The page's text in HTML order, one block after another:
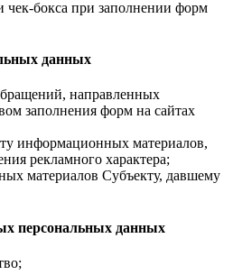
чек-бокса при заполнении форм
данных
направленных
заполнения форм на сайтах
информационных материалов,
рекламного характера;
материалов Субъекту, давшему
персональных данных